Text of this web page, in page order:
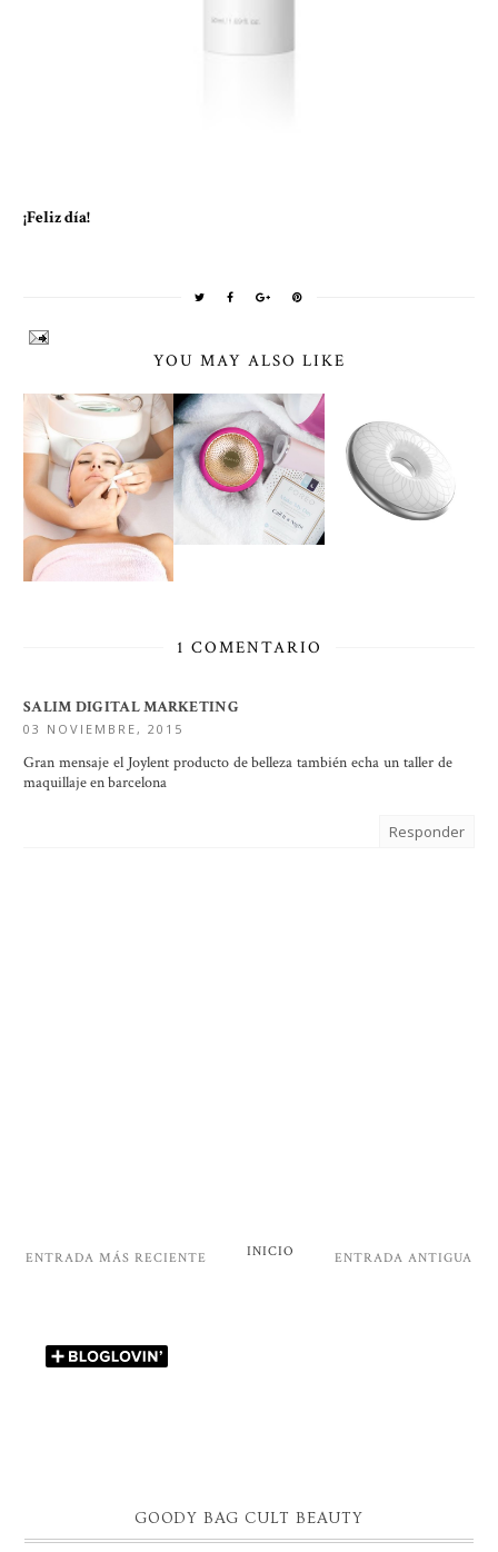
¡Feliz día!
YOU MAY ALSO LIKE
1 COMENTARIO
SALIM DIGITAL MARKETING
03 NOVIEMBRE, 2015
Gran mensaje el Joylent producto de belleza también echa un taller de
maquillaje en barcelona
Responder
ENTRADA MÁS RECIENTE ENTRADA ANTIGUA
INICIO
GOODY BAG CULT BEAUTY